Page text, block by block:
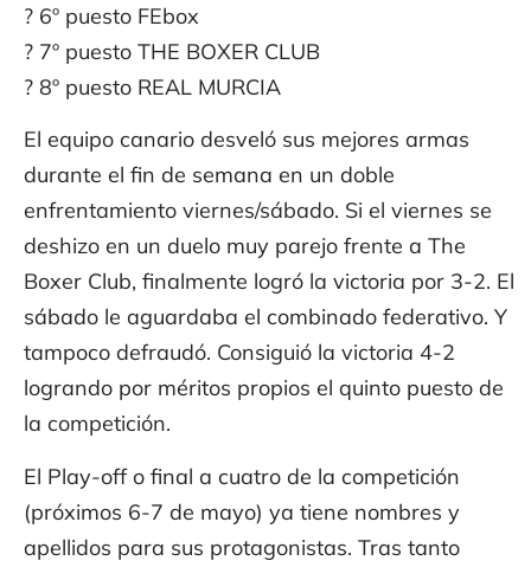
? 6º puesto FEbox
? 7º puesto THE BOXER CLUB
? 8º puesto REAL MURCIA
El equipo canario desveló sus mejores armas
durante el fin de semana en un doble
enfrentamiento viernes/sábado. Si el viernes se
deshizo en un duelo muy parejo frente a The
Boxer Club, finalmente logró la victoria por 3-2. El
sábado le aguardaba el combinado federativo. Y
tampoco defraudó. Consiguió la victoria 4-2
logrando por méritos propios el quinto puesto de
la competición.
El Play-off o final a cuatro de la competición
(próximos 6-7 de mayo) ya tiene nombres y
apellidos para sus protagonistas. Tras tanto